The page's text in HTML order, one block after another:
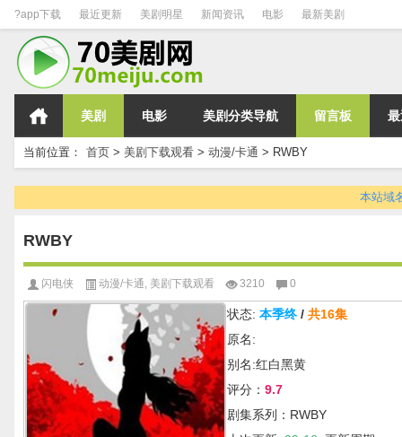
?app下载 最近更新 美剧明星 新闻资讯 电影 最新美剧
美剧 电影 美剧分类导航 留言板
当前位置： 首页 > 美剧下载观看 > 动漫/卡通 > RWBY
本站域
RWBY
闪电侠 动漫/卡通 美剧下载观看 3210 0
状态: 本季终/ 共16集
原名:
别名:红白黑黄
评分： 9.7
剧集系列：RWBY